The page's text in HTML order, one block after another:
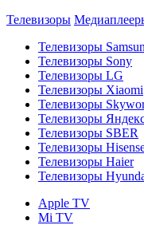
Телевизоры
Телевизоры
Телевизоры Sony
Телевизоры LG
Телевизоры Xiaomi
Телевизоры
Телевизоры
Телевизоры SBER
Телевизоры
Телевизоры Haier
Телевизоры
Apple TV
Mi TV